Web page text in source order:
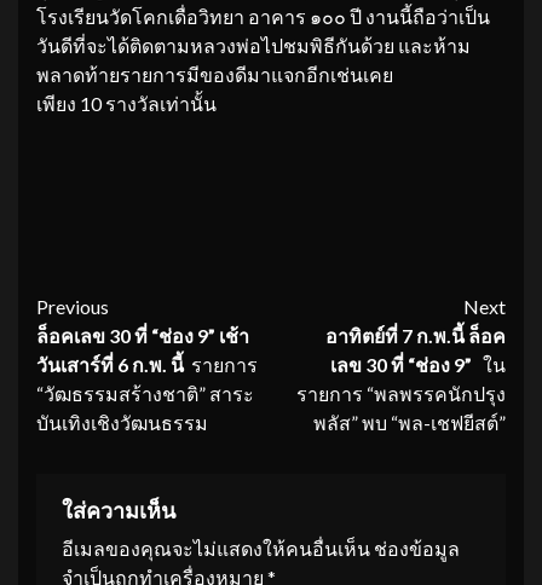
โรงเรียนวัดโคกเดื่อวิทยา อาคาร ๑๐๐ ปี งานนี้ถือว่าเป็น
วันดีที่จะได้ติดตามหลวงพ่อไปชมพิธีกันด้วย และห้าม
พลาดท้ายรายการมีของดีมาแจกอีกเช่นเคย
เพียง 10 รางวัลเท่านั้น
Continue
Reading
Previous
ล็อคเลข 30 ที่ “ช่อง 9” เช้า
วันเสาร์ที่ 6 ก.พ. นี้ รายการ
“วัฒธรรมสร้างชาติ” สาระ
บันเทิงเชิงวัฒนธรรม
Next
อาทิตย์ที่ 7 ก.พ.นี้ ล็อค
เลข 30 ที่ “ช่อง 9” ใน
รายการ “พลพรรคนักปรุง
พลัส” พบ “พล-เชฟยีสต์”
ใส่ความเห็น
อีเมลของคุณจะไม่แสดงให้คนอื่นเห็น ช่องข้อมูล
จำเป็นถูกทำเครื่องหมาย *